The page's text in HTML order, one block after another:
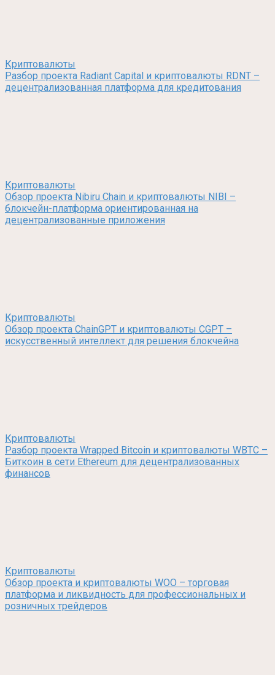
Криптовалюты
Разбор проекта Radiant Capital и криптовалюты RDNT –
децентрализованная платформа для кредитования
Криптовалюты
Обзор проекта Nibiru Chain и криптовалюты NIBI –
блокчейн-платформа ориентированная на
децентрализованные приложения
Криптовалюты
Обзор проекта ChainGPT и криптовалюты CGPT –
искусственный интеллект для решения блокчейна
Криптовалюты
Разбор проекта Wrapped Bitcoin и криптовалюты WBTC –
Биткоин в сети Ethereum для децентрализованных
финансов
Криптовалюты
Обзор проекта и криптовалюты WOO – торговая
платформа и ликвидность для профессиональных и
розничных трейдеров